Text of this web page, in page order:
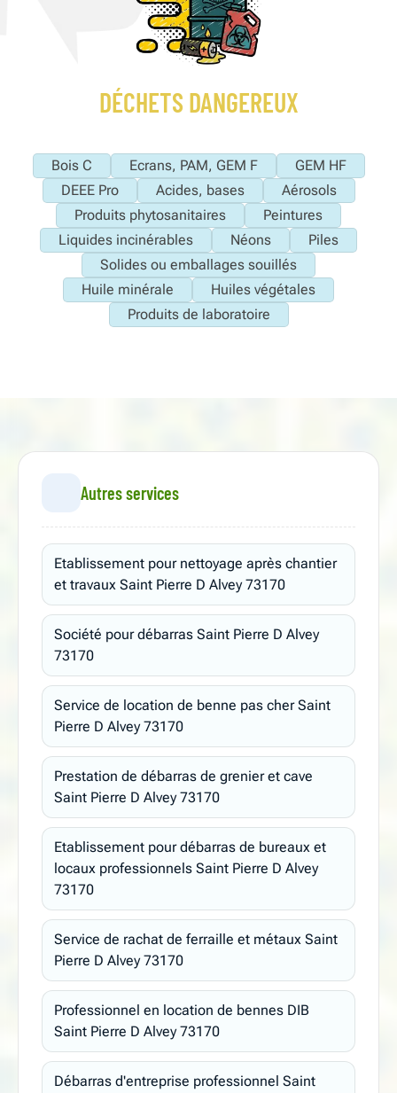
DÉCHETS DANGEREUX
Bois C Ecrans, PAM, GEM F
GEM HF
DEEE Pro
Acides, bases
Aérosols
Produits phytosanitaires
Peintures
Liquides incinérables
Néons
Piles
Solides ou emballages souillés
Huile minérale
Huiles végétales
Produits de laboratoire
Autres services
Etablissement pour nettoyage après chantier
et travaux Saint Pierre D Alvey 73170
Société pour débarras Saint Pierre D Alvey
73170
Service de location de benne pas cher Saint
Pierre D Alvey 73170
Prestation de débarras de grenier et cave
Saint Pierre D Alvey 73170
Etablissement pour débarras de bureaux et
locaux professionnels Saint Pierre D Alvey
73170
Service de rachat de ferraille et métaux Saint
Pierre D Alvey 73170
Professionnel en location de bennes DIB
Saint Pierre D Alvey 73170
Débarras d'entreprise professionnel Saint